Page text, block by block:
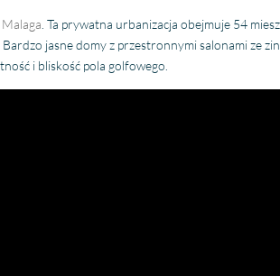
Malaga . Ta prywatna urbanizacja obejmuje 54
jasne domy z przestronnymi salonami ze
i bliskość pola golfowego.